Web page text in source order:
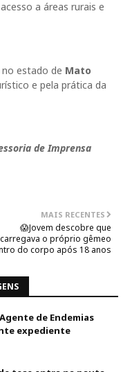
a áreas rurais e
estado de Mato
e pela prática da
de Imprensa
MAIS RECENTES
😱Jovem descobre que
carregava o próprio gêmeo
do corpo após 18 anos
de Endemias
expediente